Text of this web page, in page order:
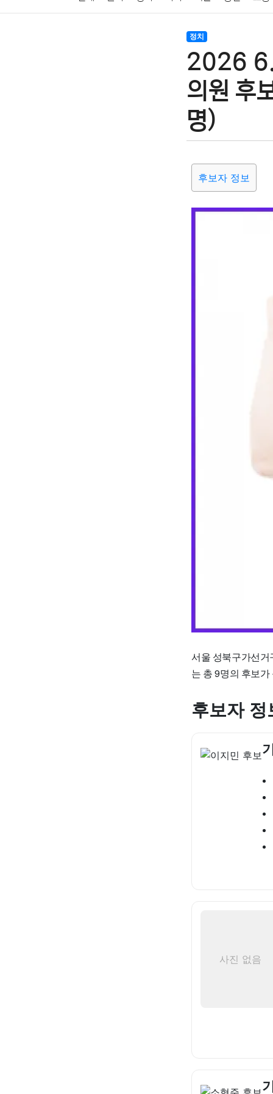
결혼 육아
기술 종교 사회
정치
2026
의원 후
명)
후보자 정보
서울 성북구가선
는 총 9명의 후보
후보자 정
사진 없음